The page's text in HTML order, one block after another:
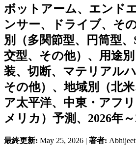
ボットアーム、エンド
ンサー、ドライブ、そ
別（多関節型、円筒型
交型、その他）、用途
装、切断、マテリアル
その他）、地域別（北
ア太平洋、中東・アフ
メリカ）予測、2026年
最終更新: May 25, 2026 | 著者: